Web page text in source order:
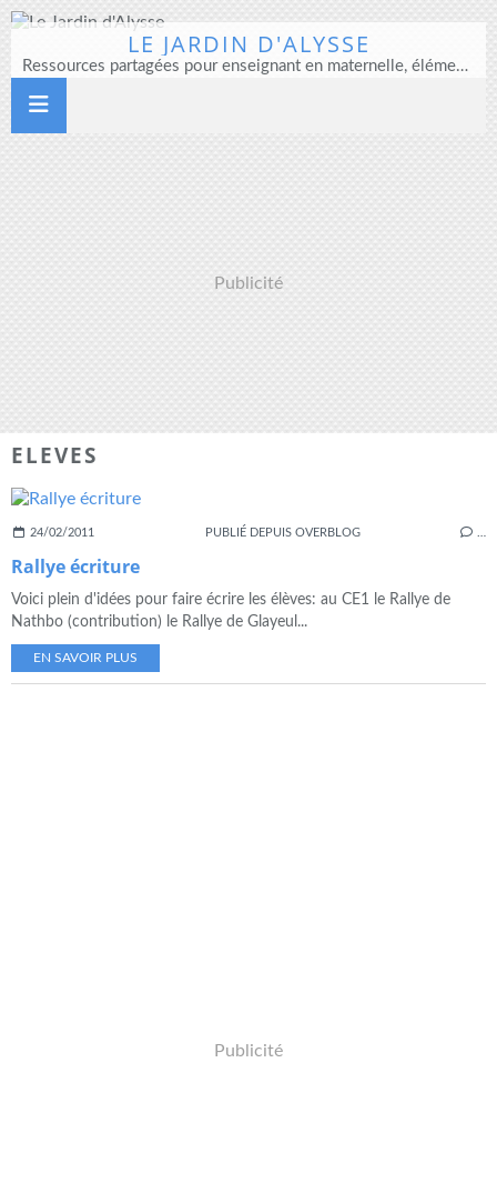
LE JARDIN D'ALYSSE
Ressources partagées pour enseignant en maternelle, élémentaire et direction d'école
Publicité
ELEVES
24/02/2011 PUBLIÉ DEPUIS OVERBLOG
Rallye écriture
Voici plein d'idées pour faire écrire les élèves: au CE1 le Rallye de
Nathbo (contribution) le Rallye de Glayeul...
EN SAVOIR PLUS
Publicité